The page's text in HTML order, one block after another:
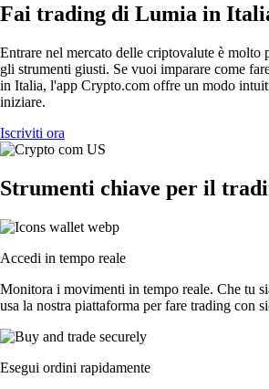
Fai trading di Lumia in
Entrare nel mercato delle criptovalute è molto
gli strumenti giusti. Se vuoi imparare come
in Italia, l'app Crypto.com offre un modo
iniziare.
Iscriviti ora
Strumenti chiave per il
Accedi in tempo reale
Monitora i movimenti in tempo reale. Che tu
usa la nostra piattaforma per fare trading con
Esegui ordini rapidamente